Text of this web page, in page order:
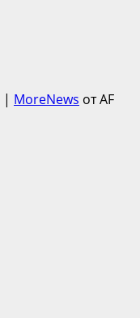
| MoreNews от AF